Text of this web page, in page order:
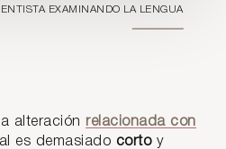
EXAMINANDO LA LENGUA
alteración relacionada con
es demasiado cortoy